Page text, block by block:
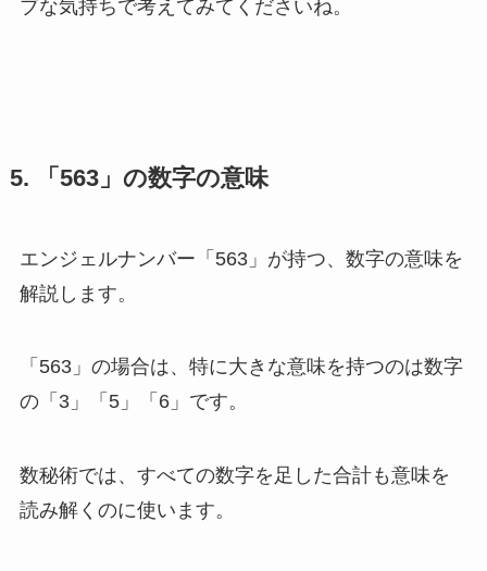
ブな気持ちで考えてみてくださいね。
5. 「563」の数字の意味
エンジェルナンバー「563」が持つ、数字の意味を
解説します。
「563」の場合は、特に大きな意味を持つのは数字
の「3」「5」「6」です。
数秘術では、すべての数字を足した合計も意味を
読み解くのに使います。